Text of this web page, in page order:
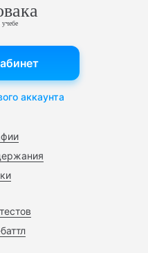
аккаунта